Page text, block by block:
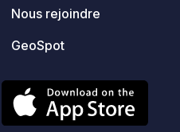
cimes, puis
truck, idéal
Nous rejoindre
GeoSpot